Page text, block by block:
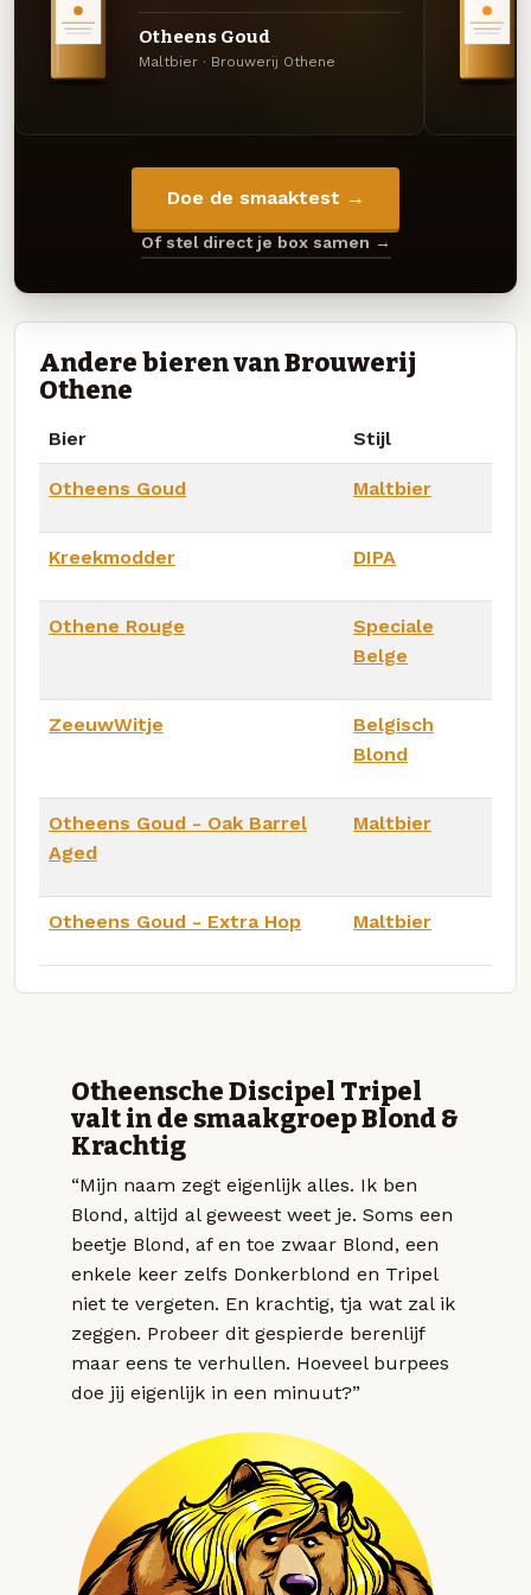
Otheens Goud
Maltbier · Brouwerij Othene
Doe de smaaktest →
Of stel direct je box samen →
Andere bieren van Brouwerij
Othene
Bier Stijl
Otheens Goud Maltbier
Kreekmodder DIPA
Othene Rouge
Speciale
Belge
ZeeuwWitje
Belgisch
Blond
Otheens Goud - Oak Barrel
Aged
Maltbier
Otheens Goud - Extra Hop Maltbier
Otheensche Discipel Tripel
valt in de smaakgroep Blond &
Krachtig
“Mijn naam zegt eigenlijk alles. Ik ben
Blond, altijd al geweest weet je. Soms een
beetje Blond, af en toe zwaar Blond, een
enkele keer zelfs Donkerblond en Tripel
niet te vergeten. En krachtig, tja wat zal ik
zeggen. Probeer dit gespierde berenlijf
maar eens te verhullen. Hoeveel burpees
doe jij eigenlijk in een minuut?”